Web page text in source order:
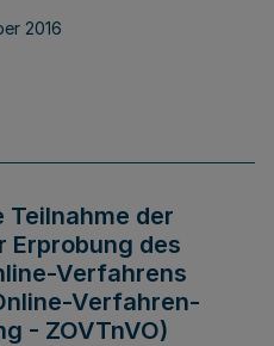
2016
Teilnahme der
Erprobung des
Verfahrens
Verfahren-
- ZOVTnVO)